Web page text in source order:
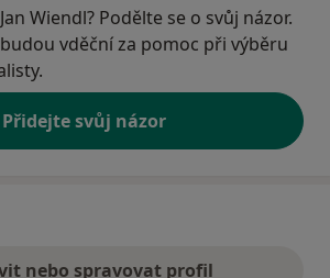
Wiendl? Podělte se o svůj názor.
vděční za pomoc při výběru
Přidejte svůj názor
nebo spravovat profil